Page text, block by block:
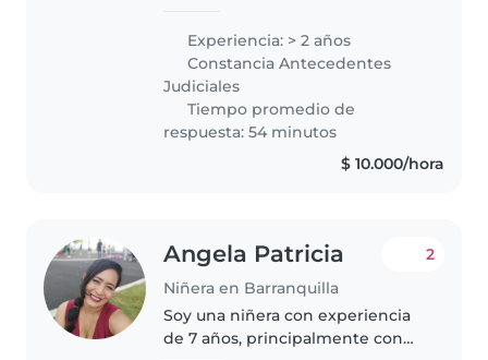
cuidando niños de diferentes
edades. Me encanta leer
cuentos, hacer música y jugar
con los niños...
Experiencia: > 2 años
Constancia Antecedentes
Judiciales
Tiempo promedio de
respuesta: 54 minutos
$ 10.000/hora
Angela Patricia
Niñera en Barranquilla
2
Soy una niñera con experiencia
de 7 años, principalmente con